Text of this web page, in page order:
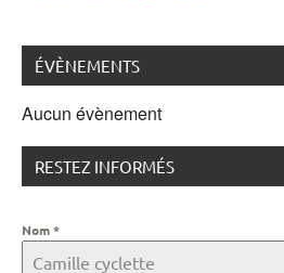
ÉVÈNEMENTS
Aucun évènement
RESTEZ INFORMÉS
Nom*